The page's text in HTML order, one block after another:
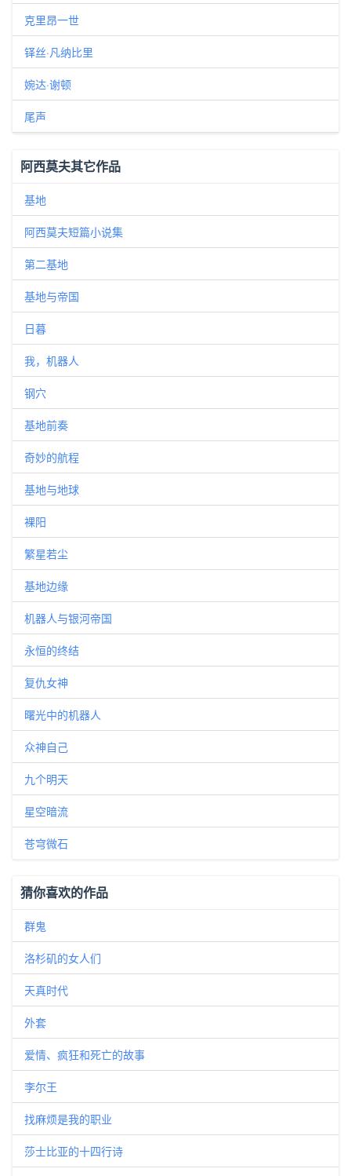
克里昂一世
铎丝·凡纳比里
婉达·谢顿
尾声
阿西莫夫其它作品
基地
阿西莫夫短篇小说集
第二基地
基地与帝国
日暮
我，机器人
钢穴
基地前奏
奇妙的航程
基地与地球
裸阳
繁星若尘
基地边缘
机器人与银河帝国
永恒的终结
复仇女神
曙光中的机器人
众神自己
九个明天
星空暗流
苍穹微石
猜你喜欢的作品
群鬼
洛杉矶的女人们
天真时代
外套
爱情、疯狂和死亡的故事
李尔王
找麻烦是我的职业
莎士比亚的十四行诗